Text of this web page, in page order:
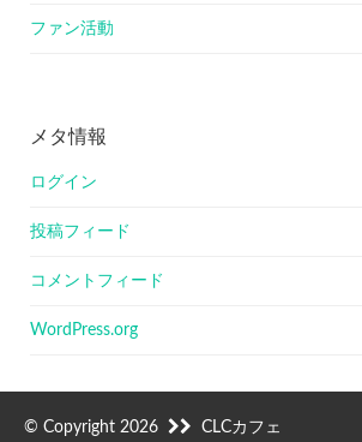
ファン活動
メタ情報
ログイン
投稿フィード
コメントフィード
WordPress.org
© Copyright 2026 CLCカフェ